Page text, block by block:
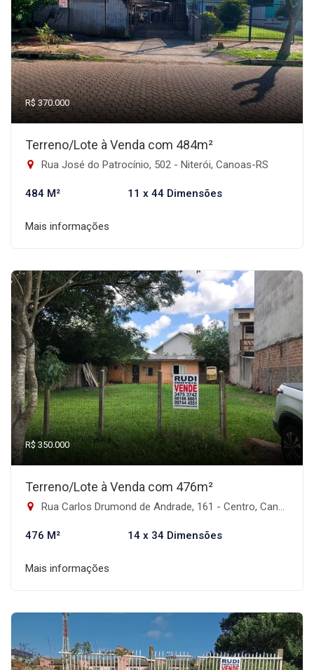
R$ 370.000
Terreno/Lote à Venda com 484m²
Rua José do Patrocínio, 502 - Niterói, Canoas-RS
484 M² 11 x 44 Dimensões
Mais informações
R$ 350.000
Terreno/Lote à Venda com 476m²
Rua Carlos Drumond de Andrade, 161 - Centro, Canoas-RS
476 M² 14 x 34 Dimensões
Mais informações